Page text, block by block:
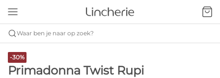
Waar ben je naar op zoek?
-30%
Primadonna Twist Rupi